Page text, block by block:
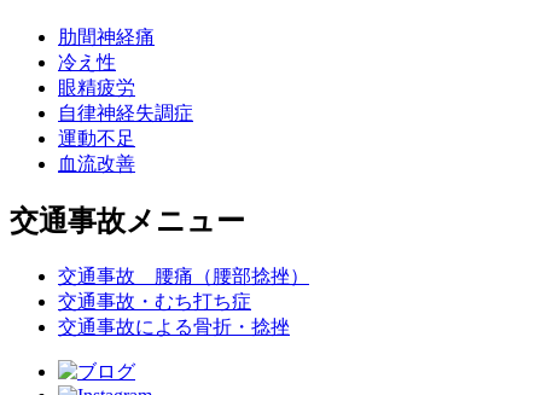
肋間神経痛
冷え性
眼精疲労
自律神経失調症
運動不足
血流改善
交通事故メニュー
交通事故 腰痛（腰部捻挫）
交通事故・むち打ち症
交通事故による骨折・捻挫